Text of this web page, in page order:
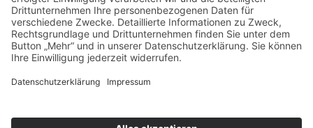
Privatsphäre-Einstellungen
Cookie-Einstellungen